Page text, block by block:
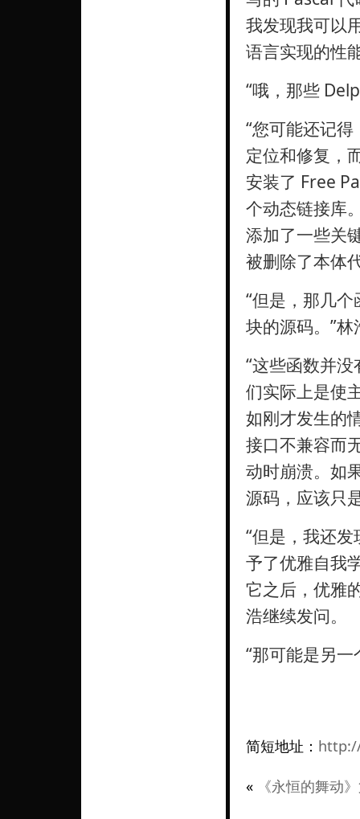
我发现我可以
语言实现的性
“哦，那些
“您可能还记
定位和修复，
安装了 Free
个动态链接库
添加了一些关
被删除了本体
“但是，那几
块的源码。”
“这些函数并
们实际上是使
如刚才发生的
接口不兼容而
动时崩溃。如
源码，应该只
“但是，我还
予了优雅自我
它之后，优雅
浩继续发问。
“那可能是另
简短地址：
« 《永恒的舞动